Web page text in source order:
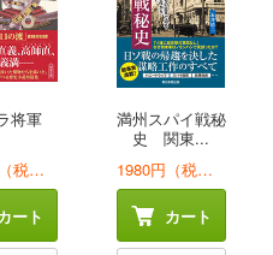
将軍
1210円（税込）
ート
満州スパイ戦秘
史 関東...
1980円（税込）
カート